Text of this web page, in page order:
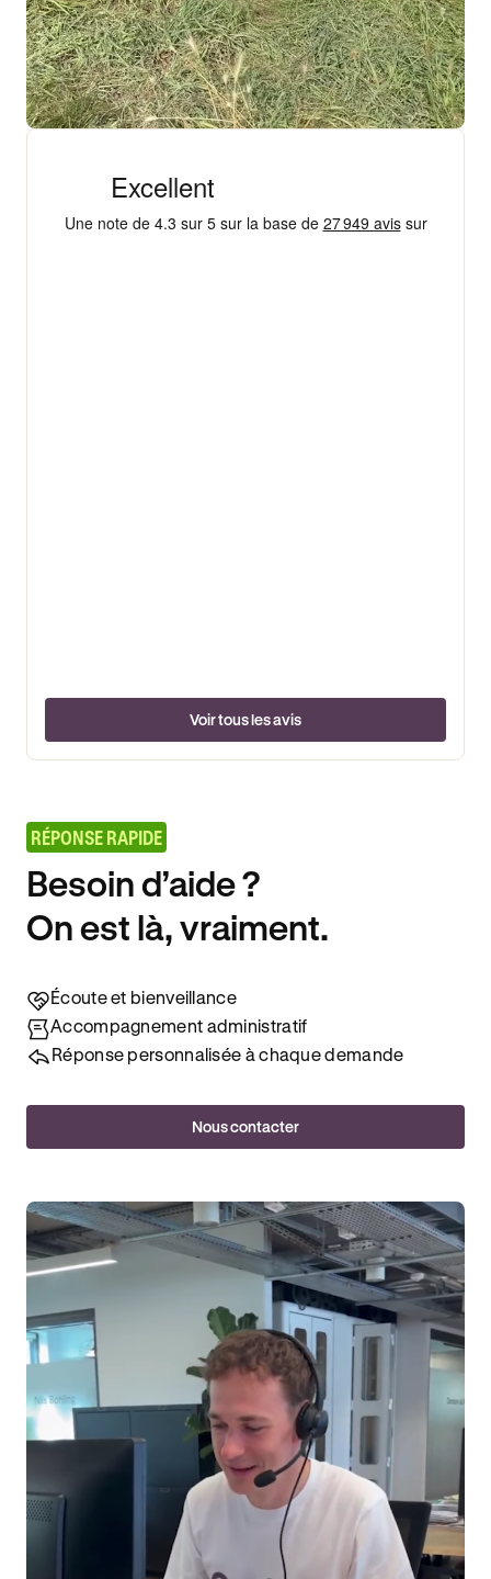
Voir tous les avis
RÉPONSE RAPIDE
Besoin d’aide ?
On est là, vraiment.
Écoute et bienveillance
Accompagnement administratif
Réponse personnalisée à chaque demande
Nous contacter